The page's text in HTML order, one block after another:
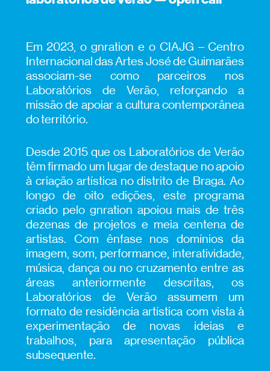
Em 2023, o gnration e o CIAJG – Centro
Internacional das Artes José de Guimarães
associam-se como parceiros nos
Laboratórios de Verão, reforçando a
missão de apoiar a cultura contemporânea
do território.
Desde 2015 que os Laboratórios de Verão
têm firmado um lugar de destaque no apoio
à criação artística no distrito de Braga. Ao
longo de oito edições, este programa
criado pelo gnration apoiou mais de três
dezenas de projetos e meia centena de
artistas. Com ênfase nos domínios da
imagem, som, performance, interatividade,
música, dança ou no cruzamento entre as
áreas anteriormente descritas, os
Laboratórios de Verão assumem um
formato de residência artística com vista à
experimentação de novas ideias e
trabalhos, para apresentação pública
subsequente.